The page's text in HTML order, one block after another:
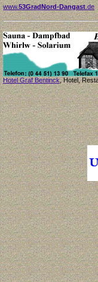
www.53GradNord-Dangast.de
Hotel Graf Bentinck, Hotel,